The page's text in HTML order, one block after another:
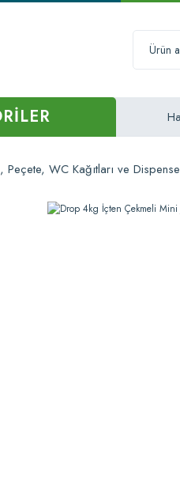
Peçete, WC Kağıtları ve